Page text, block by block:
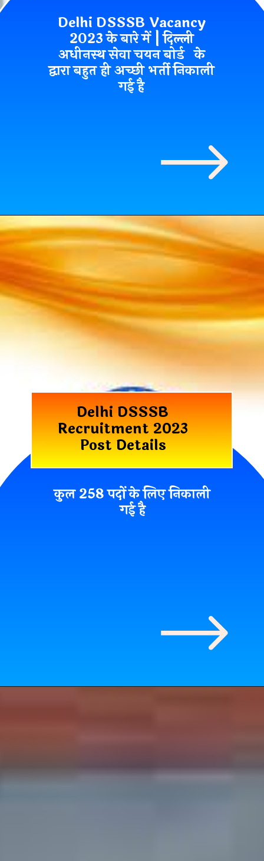
Delhi DSSSB Vacancy
2023 के बारे में | दिल्ली
अधीनस्थ सेवा चयन बोर्ड के
द्वारा बहुत ही अच्छी भर्ती निकाली
गई है
Delhi DSSSB
Recruitment 2023
Post Details
कुल 258 पदों के लिए निकाली
गई है